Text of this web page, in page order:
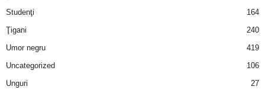
Studenţi
164
Ţigani
240
Umor negru
419
Uncategorized
106
Unguri
27